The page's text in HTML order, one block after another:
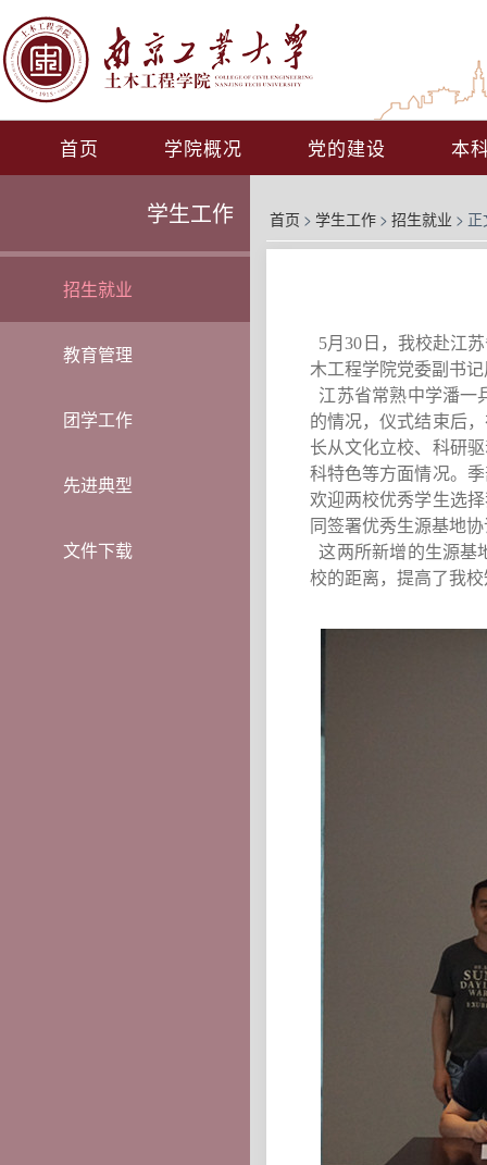
首页 学院概况 党的建设 本
学生工作
招生就业
教育管理
团学工作
先进典型
文件下载
首页 > 学生工作 > 招生就业 > 正
5月30日，我校赴江
木工程学院党委副书
江苏省常熟中学潘一
的情况，仪式结束后
长从文化立校、科研
科特色等方面情况。
欢迎两校优秀学生选
同签署优秀生源基地
这两所新增的生源基
校的距离，提高了我